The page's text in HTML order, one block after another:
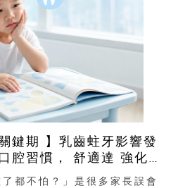
鍵期 】乳齒蛀牙影響發
舒適達 強化琺
南都不怕？」是很多家長誤會